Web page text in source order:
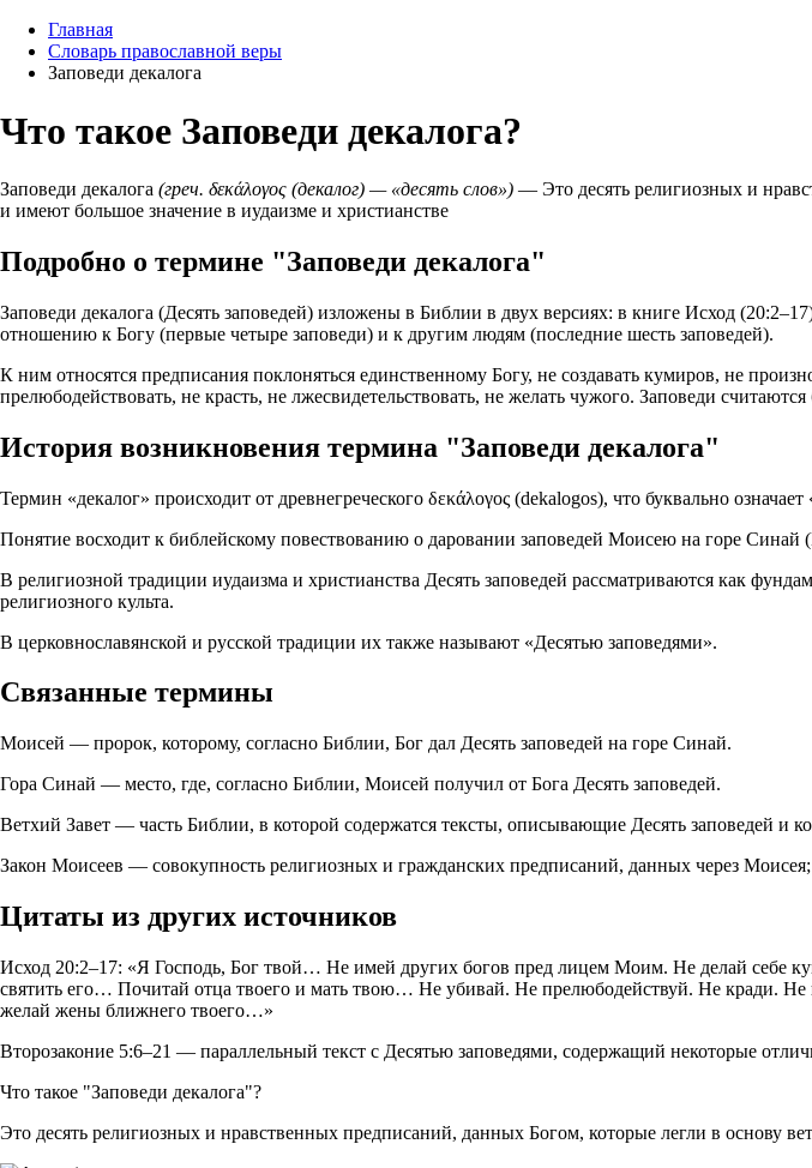
Главная
Словарь православной веры
Заповеди декалога
Что такое Заповеди декалога?
Заповеди декалога (греч. δεκάλογος (декалог) — «десять слов») — Это десять религиозных и
и имеют большое значение в иудаизме и христианстве
Подробно о термине "Заповеди декалога"
Заповеди декалога (Десять заповедей) изложены в Библии в двух версиях: в книге Исход
отношению к Богу (первые четыре заповеди) и к другим людям (последние шесть заповедей).
К ним относятся предписания поклоняться единственному Богу, не создавать кумиров, не
прелюбодействовать, не красть, не лжесвидетельствовать, не желать чужого. Заповеди
История возникновения термина "Заповеди декалога"
Термин «декалог» происходит от древнегреческого δεκάλογος (dekalogos), что буквально
Понятие восходит к библейскому повествованию о даровании заповедей Моисею на горе Синай
В религиозной традиции иудаизма и христианства Десять заповедей рассматриваются как
религиозного культа.
В церковнославянской и русской традиции их также называют «Десятью заповедями».
Связанные термины
Моисей — пророк, которому, согласно Библии, Бог дал Десять заповедей на горе Синай.
Гора Синай — место, где, согласно Библии, Моисей получил от Бога Десять заповедей.
Ветхий Завет — часть Библии, в которой содержатся тексты, описывающие Десять заповедей и
Закон Моисеев — совокупность религиозных и гражданских предписаний, данных через
Цитаты из других источников
Исход 20:2–17: «Я Господь, Бог твой… Не имей других богов пред лицем Моим. Не делай себе
святить его… Почитай отца твоего и мать твою… Не убивай. Не прелюбодействуй. Не кради.
желай жены ближнего твоего…»
Второзаконие 5:6–21 — параллельный текст с Десятью заповедями, содержащий некоторые
Что такое "Заповеди декалога"?
Это десять религиозных и нравственных предписаний, данных Богом, которые легли в основу